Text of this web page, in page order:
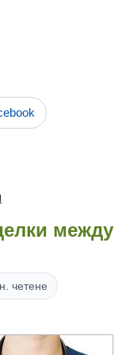
между
четене